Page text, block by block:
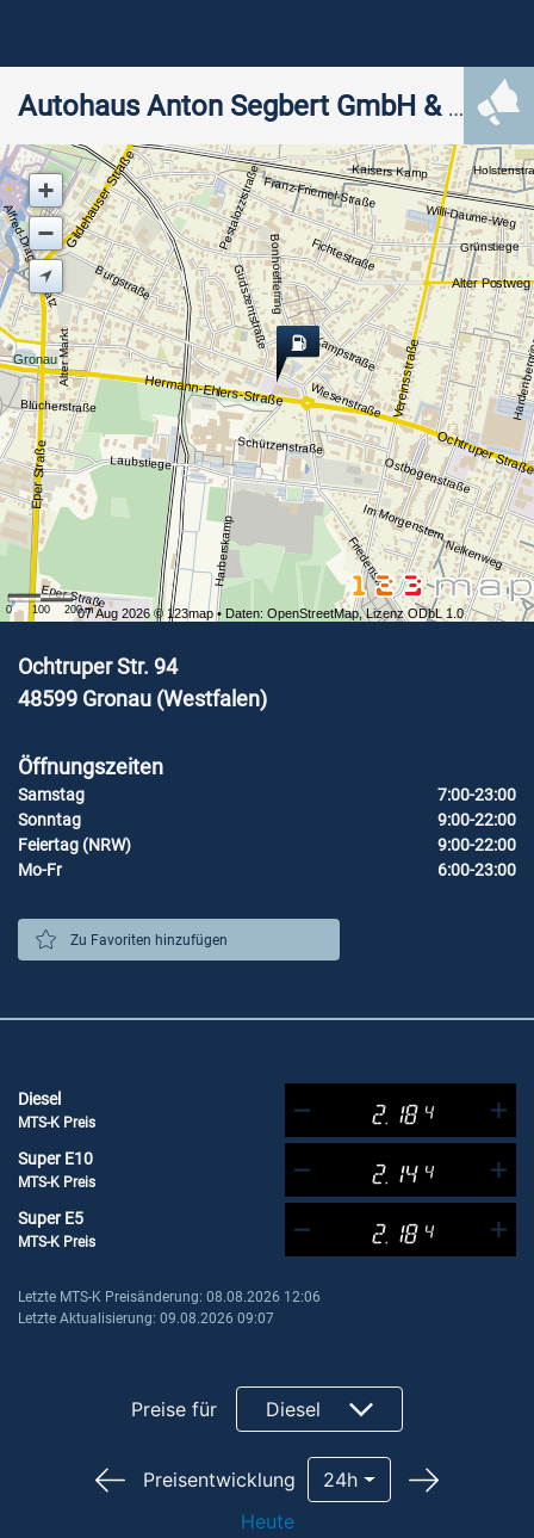
Autohaus Anton Segbert GmbH & Co. KG
Gronau
Gildehauser Straße
Hermann-Ehlers-Straße
Ochtruper
Eper Straße
Alter Postweg
Vereinsstraße
Harberskamp
Willi-Daume-Weg
Pestalozzistraße
Kampstraße
Wiesenstraße
Fichtestraße
Bonhoefferring
Gudszentstraße
Nelkenweg
Im Morgenstern
Ostbogenstraße
Friedensweg
Schützenstraße
Burgstraße
Blücherstraße
Eper Straße
Laubstiege
Grünstiege
Kaisers Kamp
Franz-Friemel-Straße
Alfred-Dragstra-Platz
Alter Markt
0 100 200 m
07 Aug 2026 © 123map• Daten: OpenStreetMap,Lizenz ODbL 1.0
Ochtruper Str. 94
48599 Gronau (Westfalen)
Öffnungszeiten
Samstag
7:00-23:00
Sonntag
9:00-22:00
Feiertag (NRW)
9:00-22:00
Mo-Fr
6:00-23:00
Zu Favoriten hinzufügen
Diesel
MTS-K Preis 2.18 4
Super E10
MTS-K Preis 2.14 4
Super E5
MTS-K Preis 2.18 4
Letzte MTS-K Preisänderung: 08.08.2026 12:06
Letzte Aktualisierung: 09.08.2026 09:07
Preise für Diesel
Preisentwicklung
24h
Heute